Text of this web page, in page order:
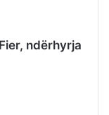
ndërhyrja